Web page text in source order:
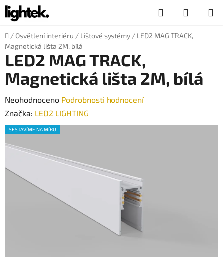
Přejít
na
obsah
Hledat
KOŠÍK
Domů
/ Osvětlení interiéru / Lištové systémy / LED2 MAG TRACK,
Magnetická lišta 2M, bílá
LED2 MAG TRACK,
Magnetická lišta 2M, bílá
Průměrné
hodnocení
produktu
z
hvězdiček.
Neohodnoceno Podrobnosti hodnocení
Značka: LED2 LIGHTING
SESTAVÍME NA MÍRU